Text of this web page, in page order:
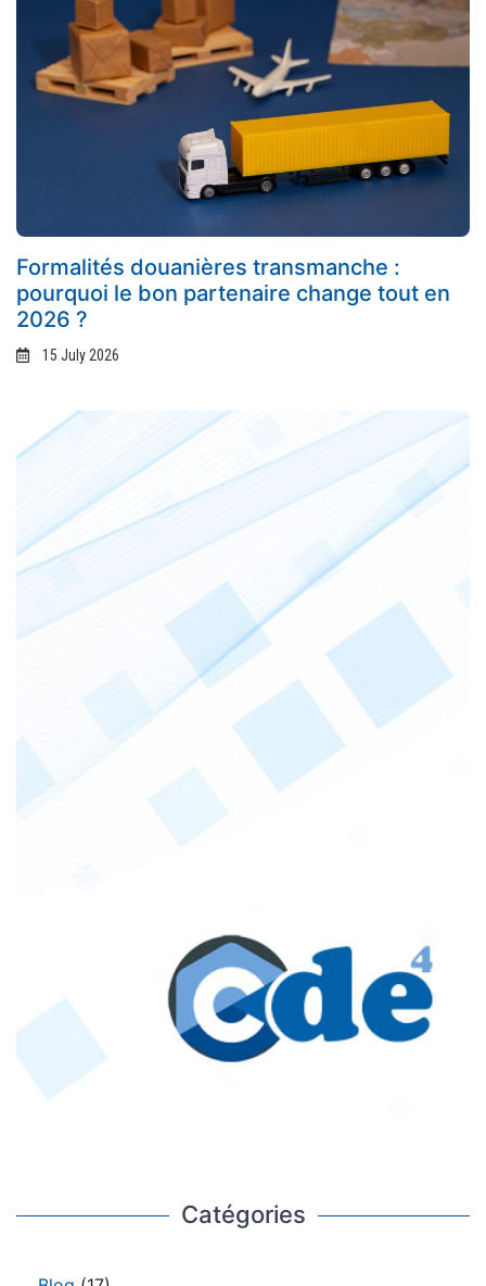
Formalités douanières transmanche :
pourquoi le bon partenaire change tout en
2026 ?
15 July 2026
Catégories